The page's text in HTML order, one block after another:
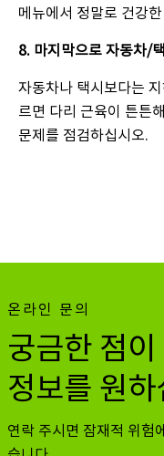
메뉴에서 정말로 건강
8. 마지막으로 자동차/
자동차나 택시보다는
르면 다리 근육이 튼튼
문제를 점검하십시오.
온라인 문의
궁금한 점
정보를 원
연락 주시면 잠재적 위험